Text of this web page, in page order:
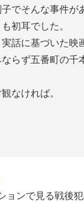
でそんな事件が
初耳でした。
話に基づいた映
らず五番町の千
なければ。
ョンで見る戦後